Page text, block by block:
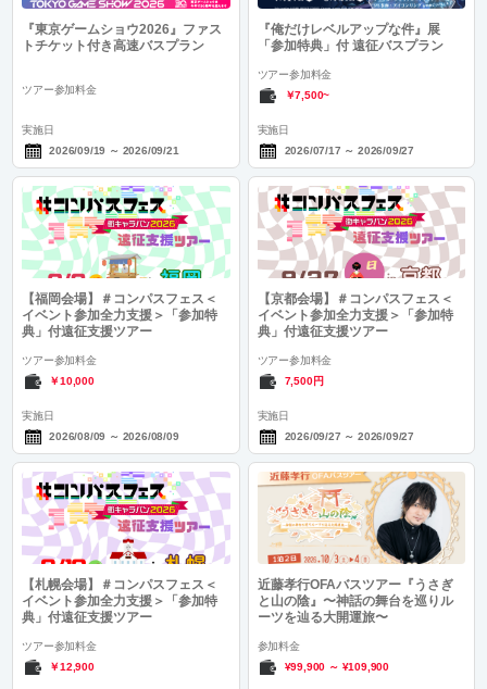
『東京ゲームショウ2026』ファス
トチケット付き高速バスプラン
ツアー参加料金
実施日
2026/09/19 ～ 2026/09/21
『俺だけレベルアップな件』展
「参加特典」付 遠征バスプラン
ツアー参加料金
￥7,500~
実施日
2026/07/17 ～ 2026/09/27
【福岡会場】＃コンパスフェス＜
イベント参加全力支援＞「参加特
典」付遠征支援ツアー
ツアー参加料金
￥10,000
実施日
2026/08/09 ～ 2026/08/09
【京都会場】＃コンパスフェス＜
イベント参加全力支援＞「参加特
典」付遠征支援ツアー
ツアー参加料金
7,500円
実施日
2026/09/27 ～ 2026/09/27
【札幌会場】＃コンパスフェス＜
イベント参加全力支援＞「参加特
典」付遠征支援ツアー
ツアー参加料金
￥12,900
近藤孝行OFAバスツアー『うさぎ
と山の陰』〜神話の舞台を巡りル
ーツを辿る大開運旅〜
参加料金
¥99,900 ～ ¥109,900